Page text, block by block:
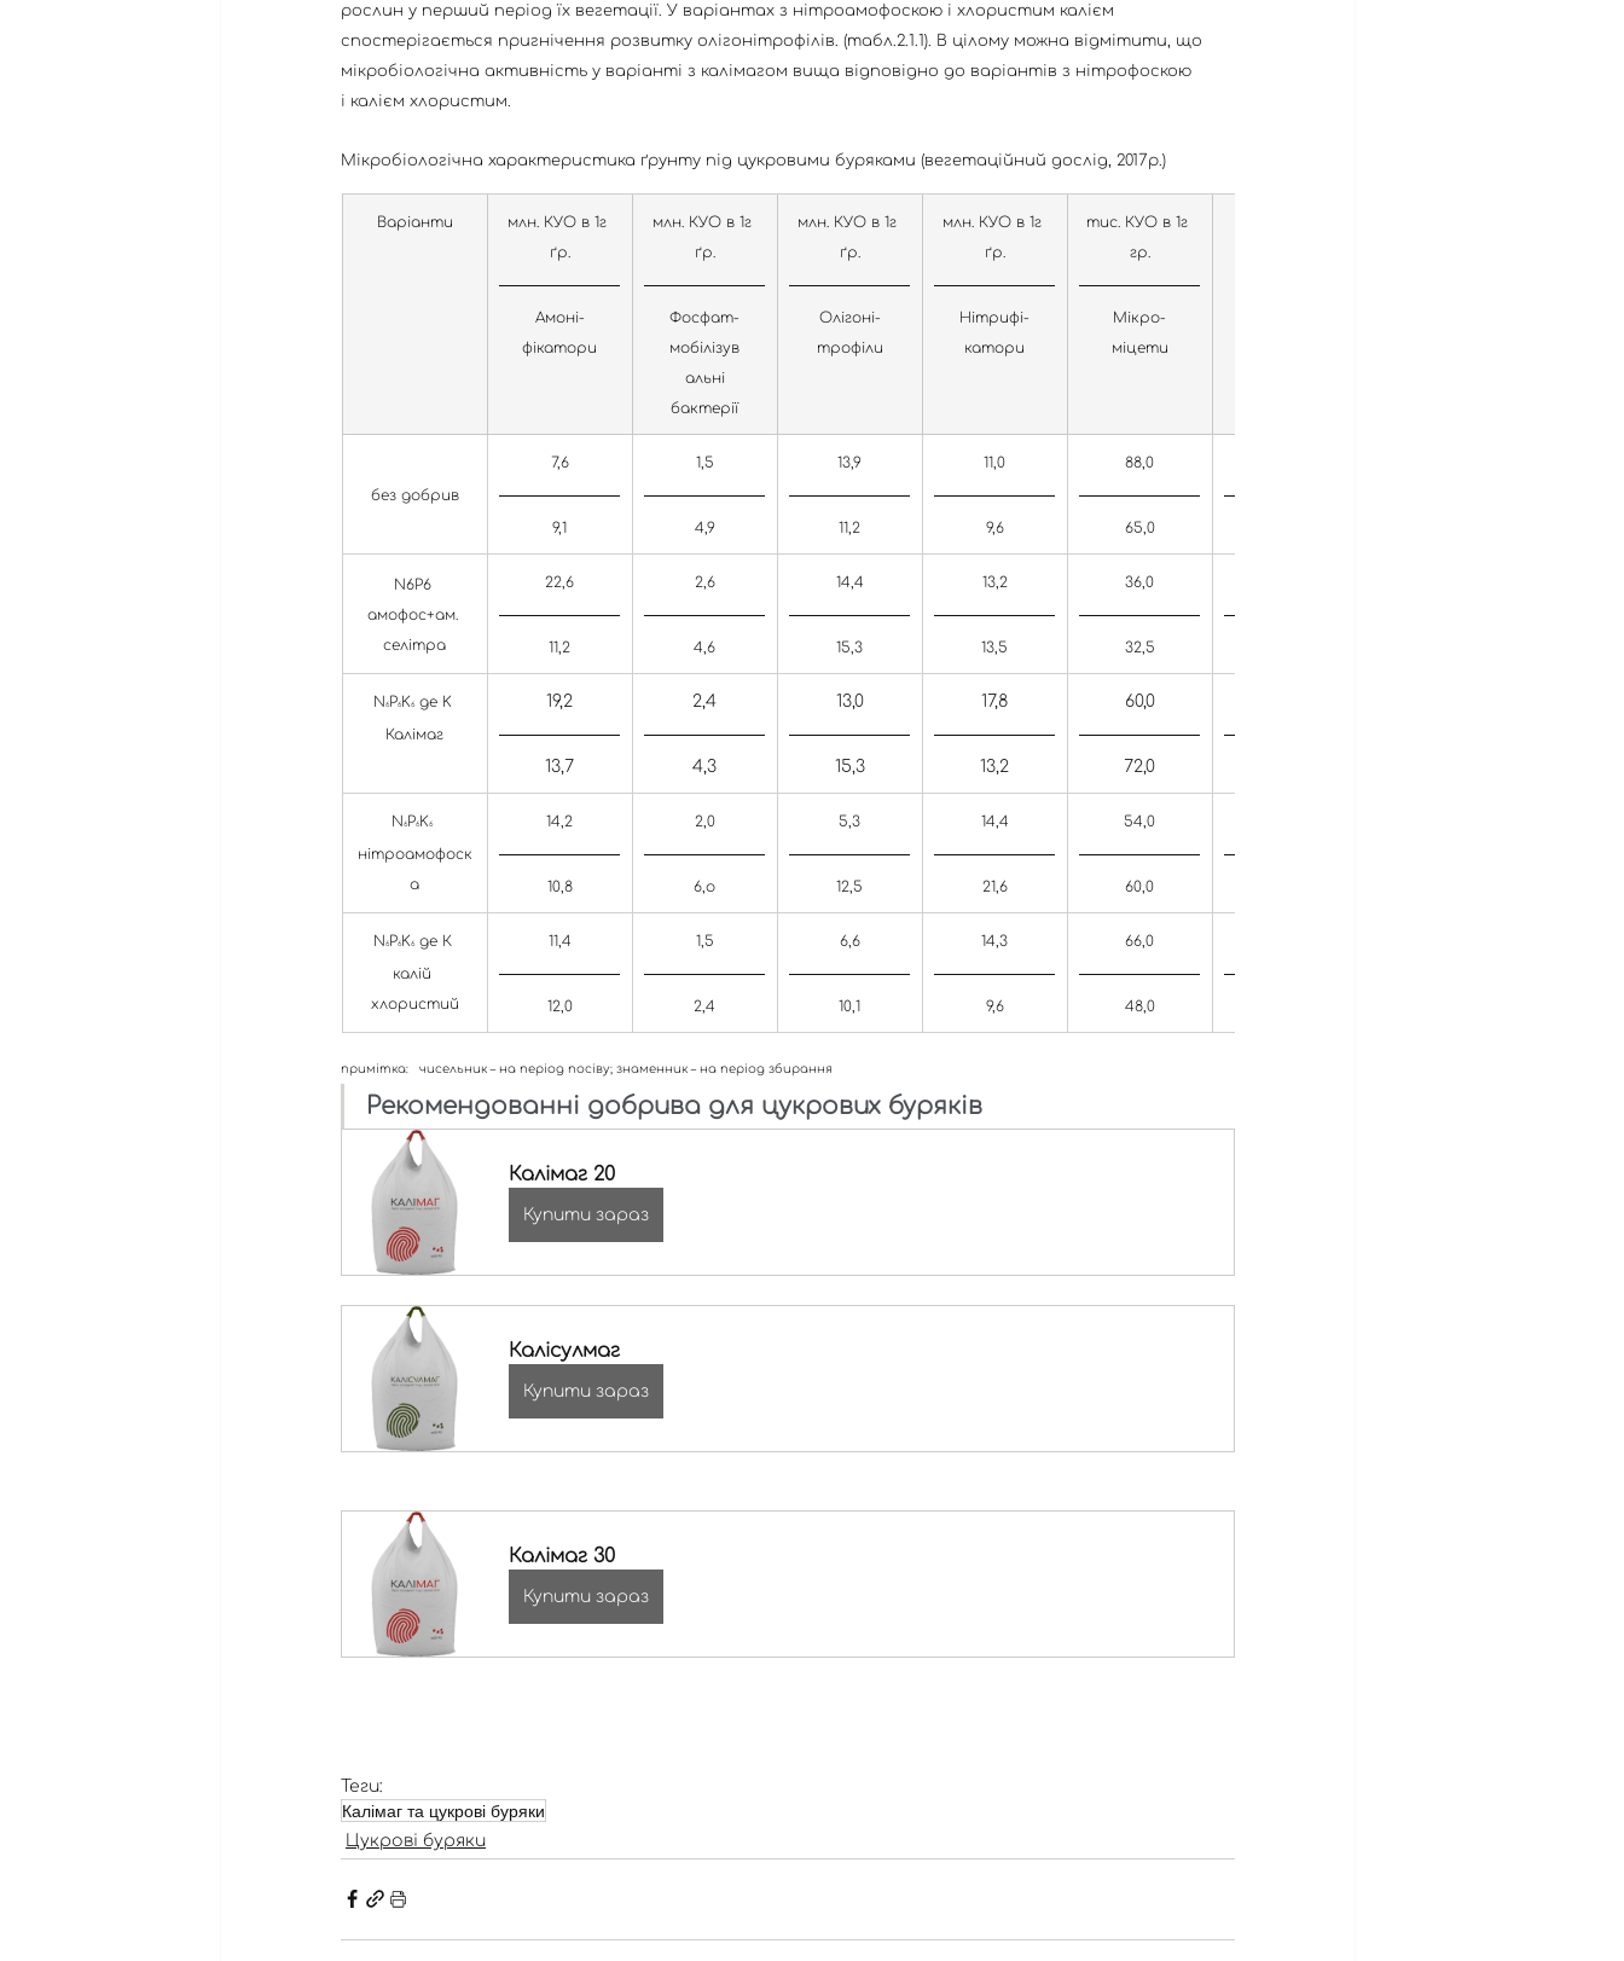
рослин у перший період їх вегетації. У варіантах з нітроамофоскою і хлористим калієм
спостерігається пригнічення розвитку олігонітрофілів. (табл.2.1.1). В цілому можна відмітити, що
мікробіологічна активність у варіанті з калімагом вища відповідно до варіантів з нітрофоскою
і калієм хлористим.
Мікробіологічна характеристика ґрунту під цукровими буряками (вегетаційний дослід, 2017р.)
Варіанти
млн. КУО в 1г
ґр.
Амоні-
фікатори
млн. КУО в 1г
ґр.
Фосфат-
мобілізув
альні
бактерії
млн. КУО в 1г
ґр.
Олігоні-
трофіли
млн. КУО в 1г
ґр.
Нітрифі-
катори
тис. КУО в 1г
гр.
Мікро-
міцети
без добрив
7,6
9,1
1,5
4,9
13,9
11,2
11,0
9,6
88,0
65,0
N6P6
амофос+ам.
селітра
22,6
11,2
2,6
4,6
14,4
15,3
13,2
13,5
36,0
32,5
N6P6K6 де K
Калімаг
19,2
13,7
2,4
4,3
13,0
15,3
17,8
13,2
60,0
72,0
N6P6K6
нітроамофоск
а
14,2
10,8
2,0
6,о
5,3
12,5
14,4
21,6
54,0
60,0
N6P6K6 де К
калій
хлористий
11,4
12,0
1,5
2,4
6,6
10,1
14,3
9,6
66,0
48,0
примітка:   чисельник – на період посіву; знаменник – на період збирання
Рекомендованні добрива для цукрових буряків
Калімаг 20
Купити зараз
Калісулмаг
Купити зараз
Калімаг 30
Купити зараз
Теги:
Калімаг та цукрові буряки
Цукрові буряки